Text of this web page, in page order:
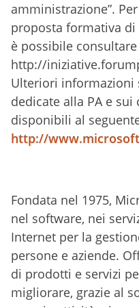
amministrazione”.
proposta formativa di
è possibile
http://
Ulteriori informazioni
dedicate alla PA e
disponibili al
http://
Fondata nel 1975,
nel software, nei
Internet per la
persone e aziende.
di prodotti e servizi
migliorare, grazie al